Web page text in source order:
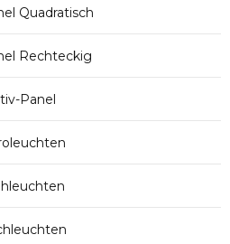
Quadratisch
Rechteckig
Panel